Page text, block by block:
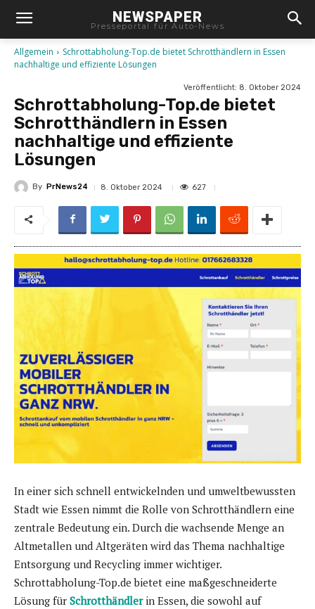
NEWSPAPER
Presseportal für Auto-News
Allgemein
Schrottabholung-Top.de bietet Schrotthändlern in Essen
nachhaltige und effiziente Lösungen
Veröffentlicht: 8. Oktober 2024
Schrottabholung-Top.de bietet
Schrotthändlern in Essen
nachhaltige und effiziente
Lösungen
By PrNews24 8. Oktober 2024 627
In einer sich schnell entwickelnden und umweltbewussten
Stadt wie Essen nimmt die Rolle von Schrotthändlern eine
zentrale Bedeutung ein. Durch die wachsende Menge an
Altmetallen und Altgeräten wird das Thema nachhaltige
Entsorgung und Recycling immer wichtiger.
Schrottabholung-Top.de bietet eine maßgeschneiderte
Lösung für Schrotthändlerin Essen, die sowohl auf